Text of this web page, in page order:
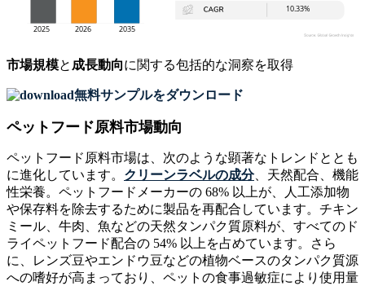
市場規模と成長動向に関する包括的な洞察を取得
無料サンプルをダウンロード
ペットフード原料市場動向
ペットフード原料市場は、次のような顕著なトレンドととも
に進化しています。 クリーンラベルの成分、天然配合、機能
性栄養。ペットフードメーカーの 68% 以上が、人工添加物
や保存料を除去するために製品を再配合しています。チキン
ミール、牛肉、魚などの天然タンパク質原料が、すべてのド
ライペットフード配合の 54% 以上を占めています。さら
に、レンズ豆やエンドウ豆などの植物ベースのタンパク質源
への嗜好が高まっており、ペットの食事過敏症により使用量